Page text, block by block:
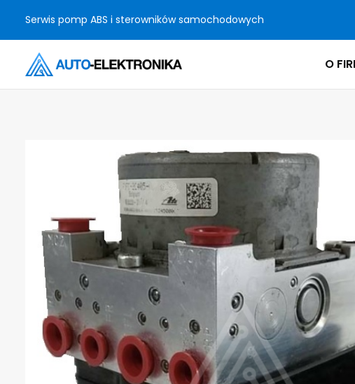
Serwis pomp ABS i sterowników samochodowych
O